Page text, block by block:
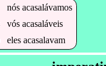
nós acasalávamos
vós acasaláveis
eles acasalavam